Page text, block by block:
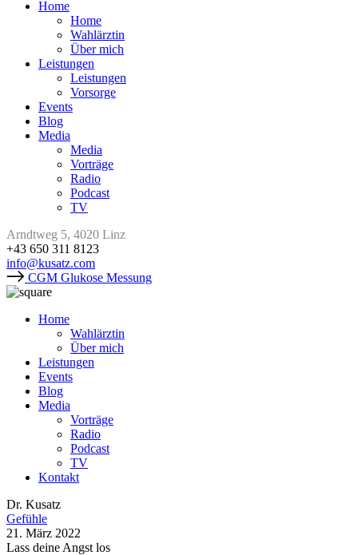
Home
Home
Wahlärztin
Über mich
Leistungen
Leistungen
Vorsorge
Events
Blog
Media
Media
Vorträge
Radio
Podcast
TV
Arndtweg 5, 4020 Linz
+43 650 311 8123
info@kusatz.com
CGM Glukose Messung
Home
Wahlärztin
Über mich
Leistungen
Events
Blog
Media
Vorträge
Radio
Podcast
TV
Kontakt
Dr. Kusatz
Gefühle
21. März 2022
Lass deine Angst los